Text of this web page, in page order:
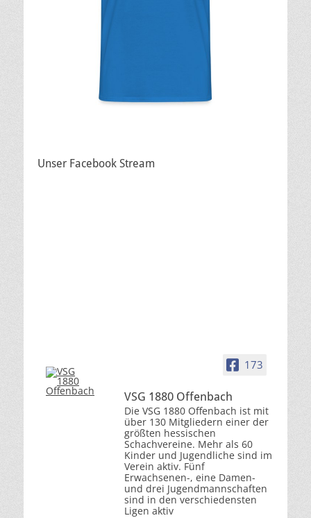
Unser Facebook Stream
173
VSG 1880 Offenbach
Die VSG 1880 Offenbach ist mit
über 130 Mitgliedern einer der
größten hessischen
Schachvereine. Mehr als 60
Kinder und Jugendliche sind im
Verein aktiv. Fünf
Erwachsenen-, eine Damen-
und drei Jugendmannschaften
sind in den verschiedensten
Ligen aktiv